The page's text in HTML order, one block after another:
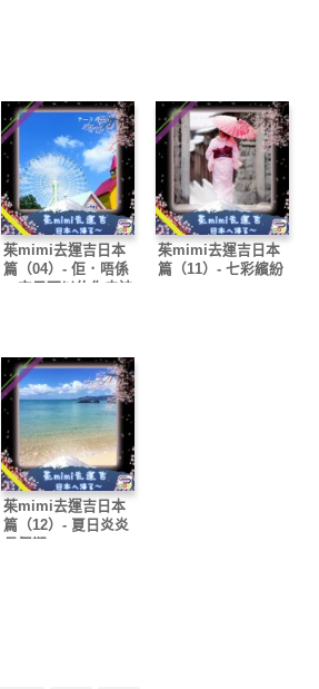
茱mimi去運吉日本
篇（04）- 佢．唔係
一定只可以約你去迪
茱mimi去運吉日本
篇（11）- 七彩繽紛
茱mimi去運吉日本
篇（12）- 夏日炎炎
長假期